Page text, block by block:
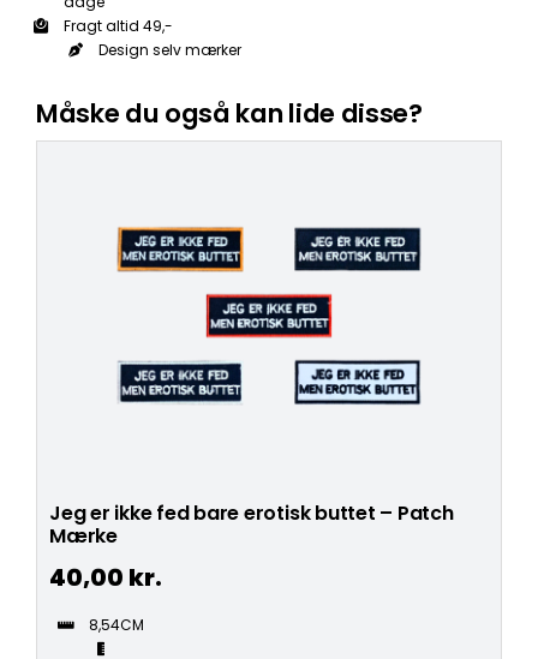
Fragt altid 49,-
Design selv mærker
Måske du også kan lide disse?
Jeg er ikke fed bare erotisk buttet – Patch
Mærke
40,00 kr.
8,54CM